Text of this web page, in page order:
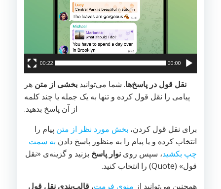
00:00
00:22
نقل قول در پاسخ‌ها. شما می‌توانید بخشی از متن هر
پیامی را نقل قول کرده و تنها به یک جمله یا چند کلمه
از آن پاسخ بدهید.
برای نقل قول کردن، بخش مورد نظر از متن پیام را
انتخاب کرده و یا پیام را به منظور پاسخ دادن به سمت
چپ بکشید، سپس روی نوار پاسخ بزنید و گزینه‌ی «نقل
قول» (Quote) را انتخاب کنید.
همچنین می‌توانید از منوی فرمت، قالب‌بندی نقل قول